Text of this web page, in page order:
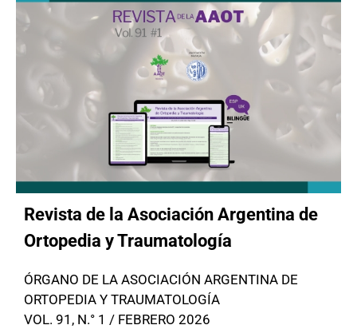
Revista de la Asociación Argentina de
Ortopedia y Traumatología
ÓRGANO DE LA ASOCIACIÓN ARGENTINA DE
ORTOPEDIA Y TRAUMATOLOGÍA
VOL. 91, N.° 1 / FEBRERO 2026